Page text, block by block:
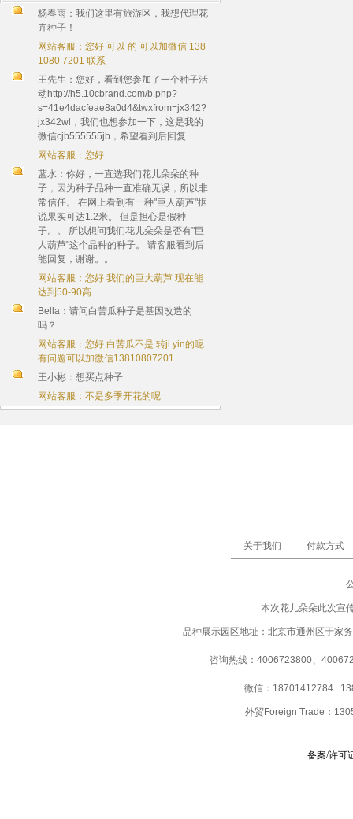
杨春雨：我们这里有旅游区，我想代理花
卉种子！
网站客服：您好 可以 的 可以加微信 138
1080 7201 联系
王先生：您好，看到您参加了一个种子活
动http://h5.10cbrand.com/b.php?
s=41e4dacfeae8a0d4&twxfrom=jx342?
jx342wl，我们也想参加一下，这是我的
微信cjb555555jb，希望看到后回复
网站客服：您好
蓝水：你好，一直选我们花儿朵朵的种
子，因为种子品种一直准确无误，所以非
常信任。 在网上看到有一种"巨人葫芦"据
说果实可达1.2米。 但是担心是假种
子。。 所以想问我们花儿朵朵是否有"巨
人葫芦"这个品种的种子。 请客服看到后
能回复，谢谢。。
网站客服：您好 我们的巨大葫芦 现在能
达到50-90高
Bella：请问白苦瓜种子是基因改造的
吗？
网站客服：您好 白苦瓜不是 转ji yin的呢
有问题可以加微信13810807201
王小彬：想买点种子
网站客服：不是多季开花的呢
关于我们 付款方式
本次花儿朵朵此次宣
品种展示园区地址：北京市通州区于家
咨询热线：4006723800、
微信：18701412784
外贸Foreign Trade：
备案/许可